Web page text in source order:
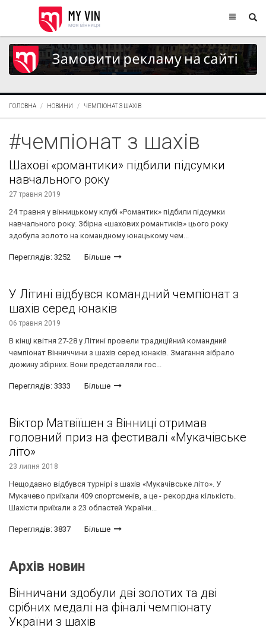
ГОЛОВНА НОВИНИ ЧЕМПІОНАТ З ШАХІВ
#чемпіонат з шахів
Шахові «романтики» підбили підсумки
навчального року
27 травня 2019
24 травня у вінницькому клубі «Романтик» підбили підсумки
навчального року. Збірна «шахових романтиків» цього року
здобула золото на командному юнацькому чем...
Переглядів: 3252 Більше
У Літині відбувся командний чемпіонат з
шахів серед юнаків
06 травня 2019
В кінці квітня 27-28 у Літині провели традиційний командний
чемпіонат Вінниччини з шахів серед юнаків. Змагання зібрало
дюжину збірних. Вони представляли гос...
Переглядів: 3333 Більше
Віктор Матвіїшен з Вінниці отримав
головний приз на фестивалі «Мукачівське
літо»
23 липня 2018
Нещодавно відбувся турнірі з шахів «Мукачівське літо». У
Мукачево приїхали 409 спортсменів, а це - рекордна кількість.
Шахісти приїхали з 23 областей України...
Переглядів: 3837 Більше
Архів новин
Вінничани здобули дві золотих та дві
срібних медалі на фіналі чемпіонату
України з шахів